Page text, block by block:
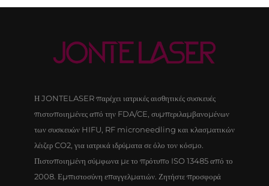
Η JONTELASER παρέχει ιατρικές αισθητικές συσκευές
πιστοποιημένες από την FDA/CE, συμπεριλαμβανομένων
των συσκευών HIFU, RF microneedling και κλασματικών
λέιζερ CO2, για ιατρικά ιδρύματα σε όλο τον κόσμο.
Πιστοποιημένη σύμφωνα με το πρότυπο ISO 13485 από το
2008. Εμπιστοσύνη επαγγελματιών. Ζητήστε προσφορά